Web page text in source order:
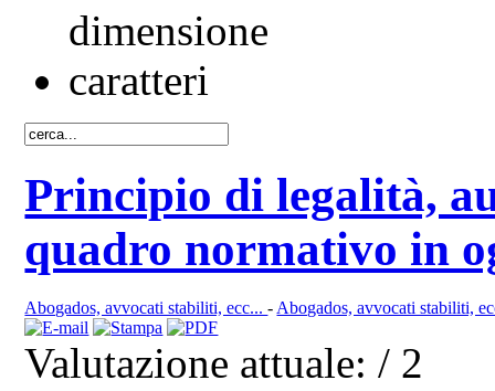
Principio di legalità,
quadro normativo in
Abogados, avvocati stabiliti, ecc...- Abogados, avvocati stabiliti,
Valutazione attuale: / 2